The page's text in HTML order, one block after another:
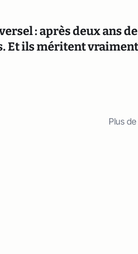
: après deux ans
Et ils méritent vraiment
Plus